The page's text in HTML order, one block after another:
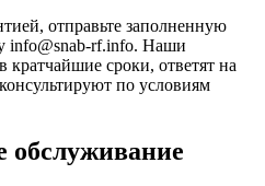
отправьте заполненную
info@snab-rf.info. Наши
сроки, ответят на
по условиям
обслуживание